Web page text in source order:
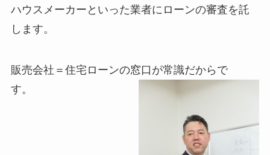
ハウスメーカーといった業者にローンの審査を託
します。
販売会社＝住宅ローンの窓口が常識だからで
す。